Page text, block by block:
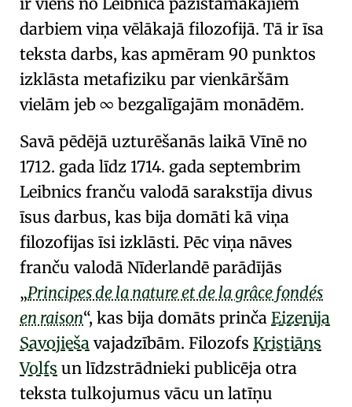
darbiem viņa vēlākajā filozofijā. Tā ir īsa
teksta darbs, kas apmēram 90 punktos
izklāsta metafiziku par vienkāršām
vielām jeb ∞ bezgalīgajām monādēm.
Savā pēdējā uzturēšanās laikāVīnē no
1712. gada līdz 1714. gada septembrim
Leibnics franču valodā sarakstīja divus
īsus darbus, kas bija domāti kā viņa
filozofijas īsi izklāsti. Pēc viņa nāves
franču valodā Nīderlandē parādījās
Principes de la nature et de la grâce fondés
en raison , kas bija domāts prinča Eizenija
Savojieša vajadzībām. Filozofs Kristiāns
Volfs un līdzstrādnieki publicēja otra
teksta tulkojumus vācu un latīņu